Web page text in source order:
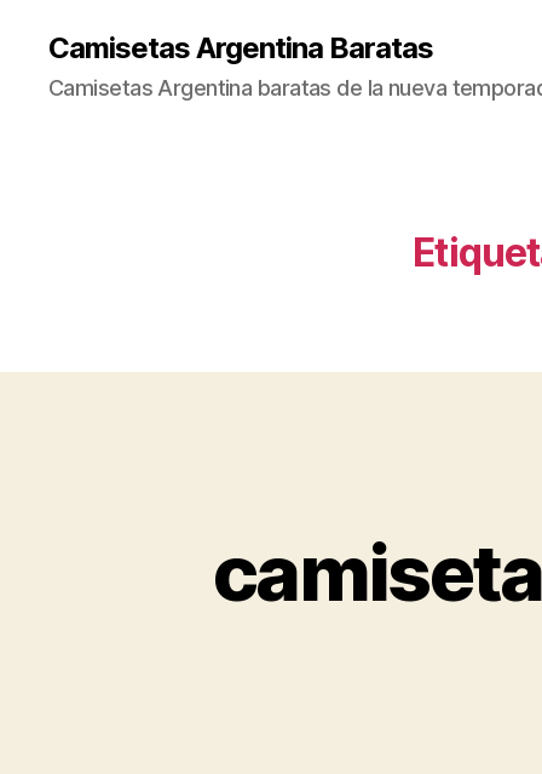
Camisetas Argentina Baratas
Camisetas Argentina baratas de la nueva